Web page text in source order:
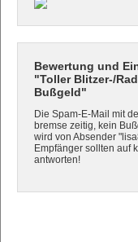
Bewertung und
"Toller Blitzer-/
Bußgeld"
Die Spam-E-Mail mit
bremse zeitig, kein
wird von Absender
Empfänger sollten auf
antworten!